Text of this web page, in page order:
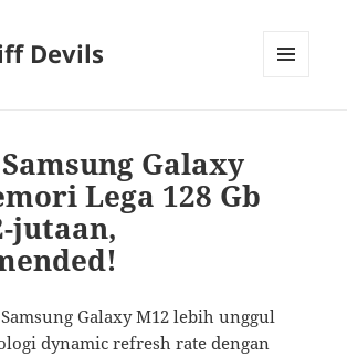
Devils
Galaxy
Lega 128 Gb
jutaan,
Galaxy M12 lebih unggul
dynamic refresh rate dengan